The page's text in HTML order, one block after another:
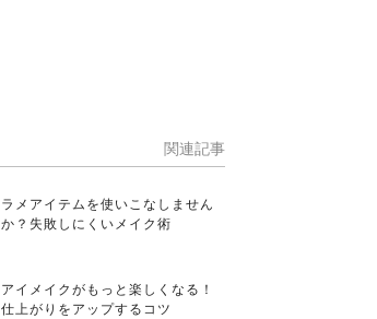
関連記事
ラメアイテムを使いこなしません
か？失敗しにくいメイク術
アイメイクがもっと楽しくなる！
仕上がりをアップするコツ